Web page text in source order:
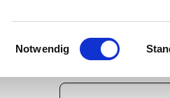
Einwilligungsauswahl
Notwendig
Arzneimittelname